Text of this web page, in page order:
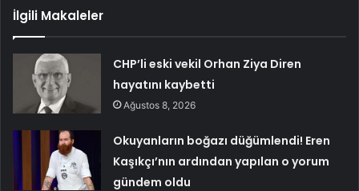
İlgili Makaleler
CHP’li eski vekil Orhan Ziya Diren
hayatını kaybetti
Ağustos 8, 2026
Okuyanların boğazı düğümlendi! Eren
Kaşıkçı’nın ardından yapılan o yorum
gündem oldu